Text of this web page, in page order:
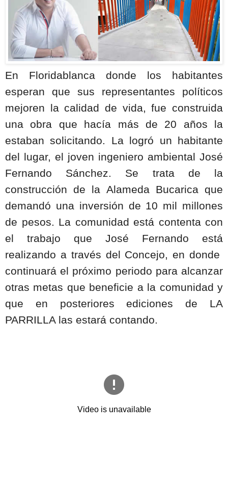
En Floridablanca donde los habitantes
esperan que sus representantes políticos
mejoren la calidad de vida, fue construida
una obra que hacía más de 20 años la
estaban solicitando. La logró un habitante
del lugar, el joven ingeniero ambiental José
Fernando Sánchez. Se trata de la
construcción de la Alameda Bucarica que
demandó una inversión de 10 mil millones
de pesos. La comunidad está contenta con
el trabajo que José Fernando está
realizando a través del Concejo, en donde
continuará el próximo periodo para alcanzar
otras metas que beneficie a la comunidad y
que en posteriores ediciones de LA
PARRILLA las estará contando.